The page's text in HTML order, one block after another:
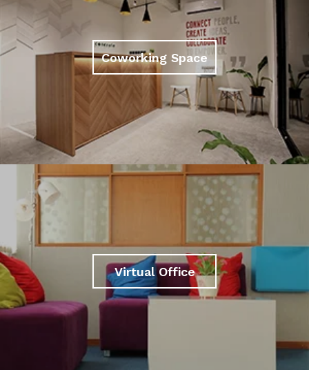
Coworking Space
Virtual Office